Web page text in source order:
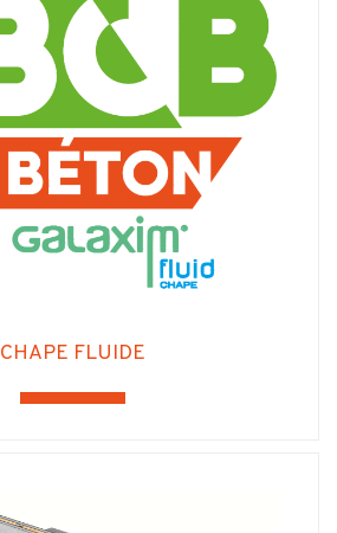
CHAPE FLUIDE